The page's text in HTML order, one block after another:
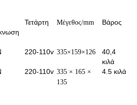
Τετάρτη Μέγεθος/mm Βάρος
220-110v 335×159×126
40,4
κιλά
220-110v 335 × 165 ×
135
4.5 κιλά